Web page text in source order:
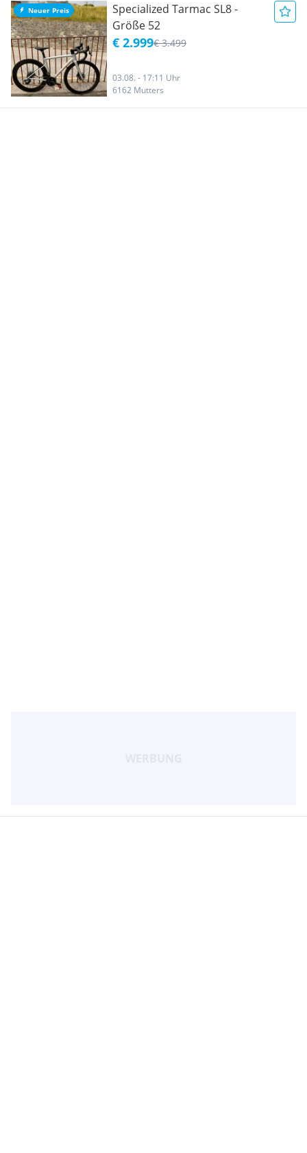
Neuer Preis
Specialized Tarmac SL8 -
Größe 52
€ 2.999€ 3.499
03.08. - 17:11 Uhr
6162 Mutters